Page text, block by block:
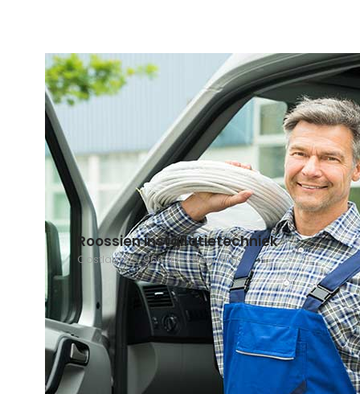
Roossien installatietechniek
Oostlaan 15, 9642PK Veendam